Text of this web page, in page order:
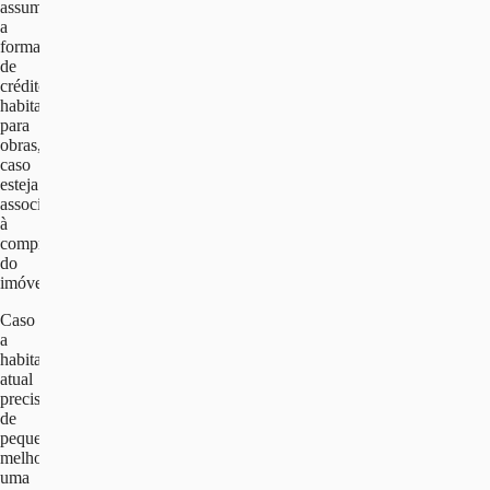
assumir
a
forma
de
crédito
habitação
para
obras,
caso
esteja
associado
à
compra
do
imóvel.
Caso
a
habitação
atual
precise
de
pequenas
melhorias,
uma